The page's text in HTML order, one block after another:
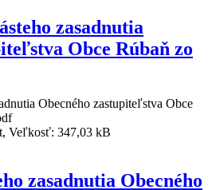
zasadnutia
Obce Rúbaň zo
Obecného zastupiteľstva Obce
Veľkosť: 347,03 kB
zasadnutia Obecného